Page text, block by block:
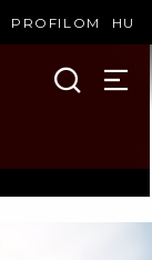
PROFILOM HU